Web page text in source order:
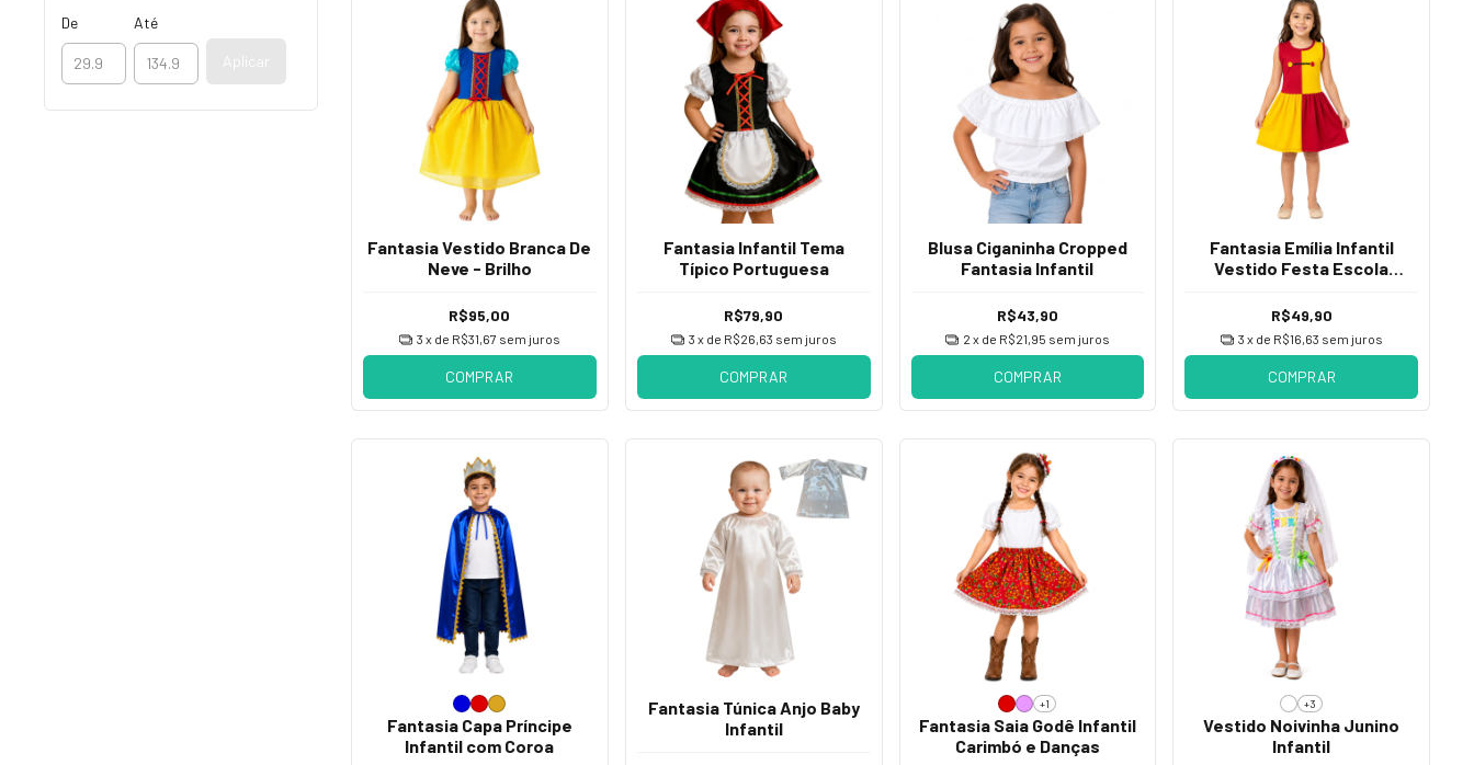
De Até
Aplicar
Fantasia Vestido Branca De
Neve - Brilho
R$95,00
3 x de R$31,67 sem juros
COMPRAR
Fantasia Infantil Tema
Típico Portuguesa
R$79,90
3 x de R$26,63 sem juros
COMPRAR
Blusa Ciganinha Cropped
Fantasia Infantil
R$43,90
2 x de R$21,95 sem juros
COMPRAR
Fantasia Emília Infantil
Vestido Festa Escola
R$49,90
3 x de R$16,63 sem juros
COMPRAR
Fantasia Capa Príncipe
Infantil com Coroa
Fantasia Túnica Anjo Baby
Infantil
+1
Fantasia Saia Godê Infantil
Carimbó e Danças
+3
Vestido Noivinha Junino
Infantil